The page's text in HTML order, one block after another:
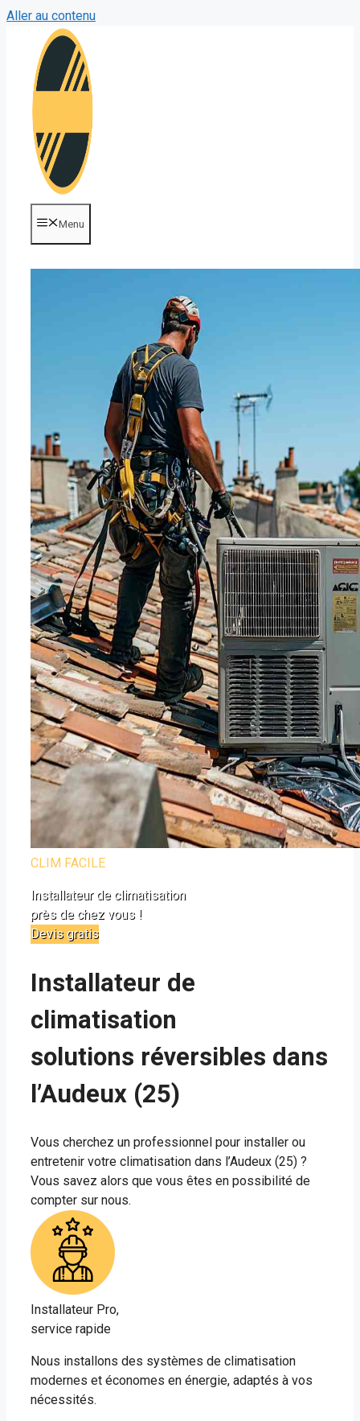
Aller au contenu
Menu
CLIM FACILE
Installateur de climatisation
près de chez vous !
Devis gratis
Installateur de
climatisation
solutions réversibles dans
l’Audeux (25)
Vous cherchez un professionnel pour installer ou
entretenir votre climatisation dans l’Audeux (25) ?
Vous savez alors que vous êtes en possibilité de
compter sur nous.
Installateur Pro,
service rapide
Nous installons des systèmes de climatisation
modernes et économes en énergie, adaptés à vos
nécessités.